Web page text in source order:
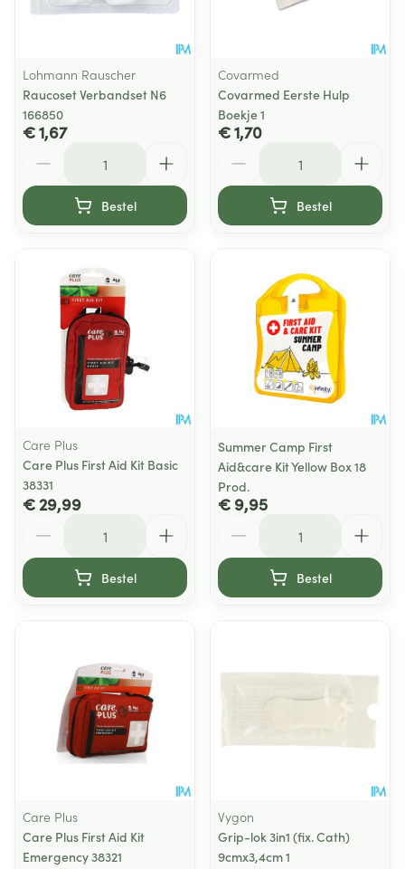
Lohmann Rauscher
Raucoset Verbandset N6
166850
€ 1,67
Bestel
Covarmed
Covarmed Eerste Hulp
Boekje 1
€ 1,70
Bestel
Care Plus
Care Plus First Aid Kit Basic
38331
€ 29,99
Bestel
Summer Camp First
Aid&care Kit Yellow Box 18
Prod.
€ 9,95
Bestel
Care Plus
Care Plus First Aid Kit
Emergency 38321
Vygon
Grip-lok 3in1 (fix. Cath)
9cmx3,4cm 1